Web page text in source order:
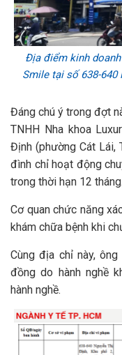
Địa điểm kinh
Smile tại số 638-640
Đáng chú ý trong đợt
TNHH Nha khoa
Định (phường Cát Lái,
đình chỉ hoạt động
trong thời hạn 12 tháng.
Cơ quan chức năng
khám chữa bệnh khi
Cùng địa chỉ này,
đồng do hành nghề
hành nghề.